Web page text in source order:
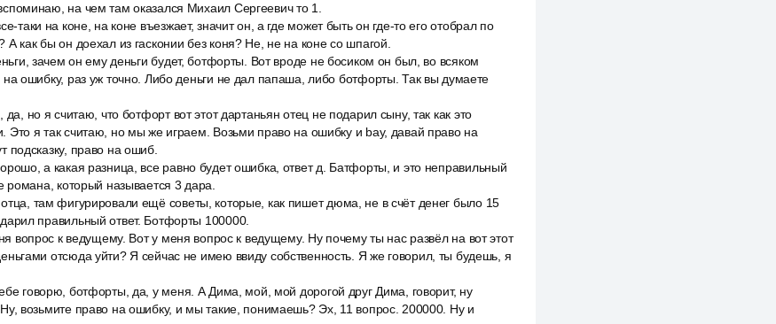
на чем там оказался Михаил Сергеевич то 1.
таки на коне, на коне въезжает, значит он, а где может быть он где-то его отобрал по
А как бы он доехал из гасконии без коня? Не, не на коне со шпагой.
зачем он ему деньги будет, ботфорты. Вот вроде не босиком он был, во всяком
на ошибку, раз уж точно. Либо деньги не дал папаша, либо ботфорты. Так вы думаете
но я считаю, что ботфорт вот этот дартаньян отец не подарил сыну, так как это
Это я так считаю, но мы же играем. Возьми право на ошибку и bay, давай право на
подсказку, право на ошиб.
а какая разница, все равно будет ошибка, ответ д. Батфорты, и это неправильный
романа, который называется 3 дара.
там фигурировали ещё советы, которые, как пишет дюма, не в счёт денег было 15
правильный ответ. Ботфорты 100000.
вопрос к ведущему. Вот у меня вопрос к ведущему. Ну почему ты нас развёл на вот этот
отсюда уйти? Я сейчас не имею ввиду собственность. Я же говорил, ты будешь, я
говорю, ботфорты, да, у меня. А Дима, мой, мой дорогой друг Дима, говорит, ну
возьмите право на ошибку, и мы такие, понимаешь? Эх, 11 вопрос. 200000. Ну и